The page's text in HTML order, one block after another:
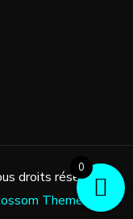
droits réservés.
Themes
0